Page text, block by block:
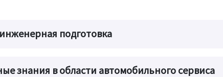
подготовка
знания в области автомобильного сервиса